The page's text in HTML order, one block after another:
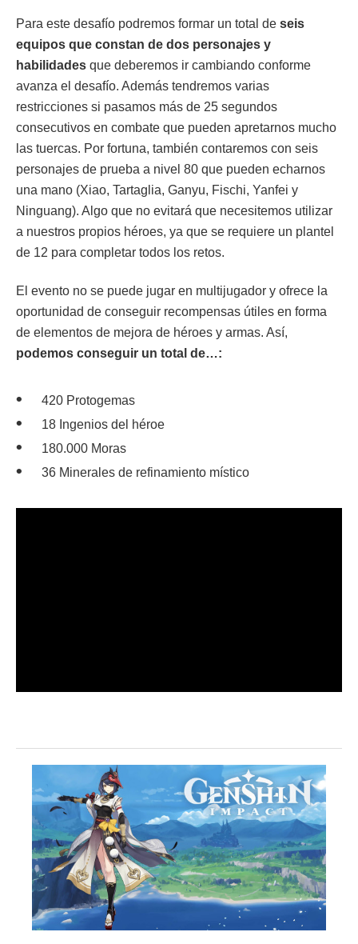
Para este desafío podremos formar un total de seis
equipos que constan de dos personajes y
habilidades que deberemos ir cambiando conforme
avanza el desafío. Además tendremos varias
restricciones si pasamos más de 25 segundos
consecutivos en combate que pueden apretarnos mucho
las tuercas. Por fortuna, también contaremos con seis
personajes de prueba a nivel 80 que pueden echarnos
una mano (Xiao, Tartaglia, Ganyu, Fischi, Yanfei y
Ninguang). Algo que no evitará que necesitemos utilizar
a nuestros propios héroes, ya que se requiere un plantel
de 12 para completar todos los retos.
El evento no se puede jugar en multijugador y ofrece la
oportunidad de conseguir recompensas útiles en forma
de elementos de mejora de héroes y armas. Así,
podemos conseguir un total de…:
420 Protogemas
18 Ingenios del héroe
180.000 Moras
36 Minerales de refinamiento místico